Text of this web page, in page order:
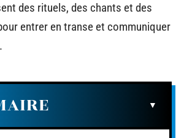
des rituels, des chants et des
entrer en transe et communiquer